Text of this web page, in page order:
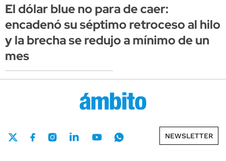
El dólar blue no para de caer:
encadenó su séptimo retroceso al hilo
y la brecha se redujo a mínimo de un
mes
NEWSLETTER